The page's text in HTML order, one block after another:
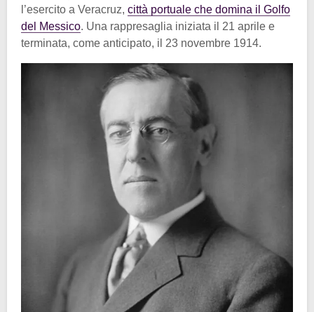
l’esercito a Veracruz, città portuale che domina il Golfo
del Messico. Una rappresaglia iniziata il 21 aprile e
terminata, come anticipato, il 23 novembre 1914.